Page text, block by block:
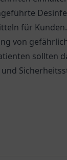
für
von
sollten